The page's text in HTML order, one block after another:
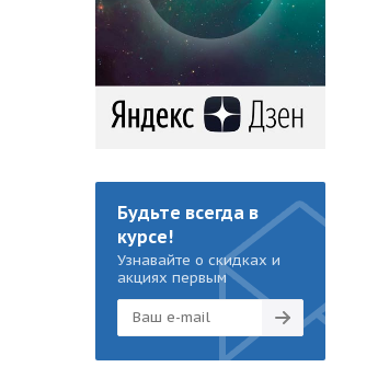
Будьте всегда в
курсе!
Узнавайте о скидках и
акциях первым